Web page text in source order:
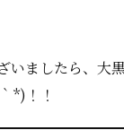
いましたら、大
*)！！